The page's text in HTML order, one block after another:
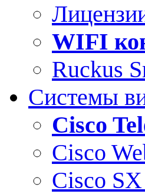
WIFI
Ruckus
Системы
Cisco
Cisco
Cisco